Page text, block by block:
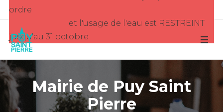
ordre
et l'usage de l'eau est RESTREINT
jusqu'au 31 octobre
Mairie de Puy Saint
Pierre